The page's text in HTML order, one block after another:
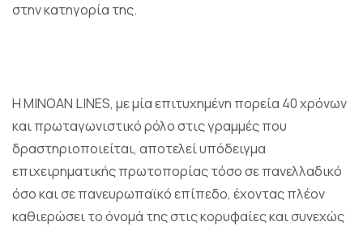
στην κατηγορία της.
Η MINOAN LINES, με μία επιτυχημένη πορεία 40 χρόνων
και πρωταγωνιστικό ρόλο στις γραμμές που
δραστηριοποιείται, αποτελεί υπόδειγμα
επιχειρηματικής πρωτοπορίας τόσο σε πανελλαδικό
όσο και σε πανευρωπαϊκό επίπεδο, έχοντας πλέον
καθιερώσει το όνομά της στις κορυφαίες και συνεχώς